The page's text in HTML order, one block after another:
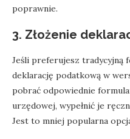
poprawnie.
3. Złożenie
Jeśli preferujesz tradycyjną
deklarację podatkową w
pobrać odpowiednie
urzędowej, wypełnić je
Jest to mniej popularna